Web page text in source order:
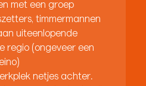
met een groep
timmermannen
uiteenlopende
regio (ongeveer een
netjes achter.